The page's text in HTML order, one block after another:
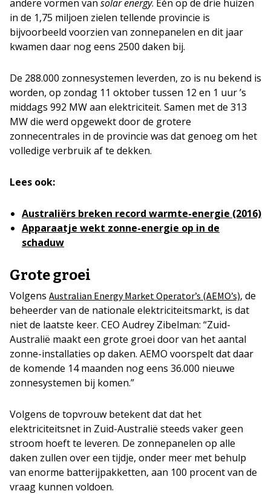
andere vormen van solar energy. Eén op de drie huizen
in de 1,75 miljoen zielen tellende provincie is
bijvoorbeeld voorzien van zonnepanelen en dit jaar
kwamen daar nog eens 2500 daken bij.
De 288.000 zonnesystemen leverden, zo is nu bekend is
worden, op zondag 11 oktober tussen 12 en 1 uur ’s
middags 992 MW aan elektriciteit. Samen met de 313
MW die werd opgewekt door de grotere
zonnecentrales in de provincie was dat genoeg om het
volledige verbruik af te dekken.
Lees ook:
Australiërs breken record warmte-energie (2016)
Apparaatje wekt zonne-energie op in de
schaduw
Grote groei
Volgens Australian Energy Market Operator’s (AEMO’s), de
beheerder van de nationale elektriciteitsmarkt, is dat
niet de laatste keer. CEO Audrey Zibelman: “Zuid-
Australië maakt een grote groei door van het aantal
zonne-installaties op daken. AEMO voorspelt dat daar
de komende 14 maanden nog eens 36.000 nieuwe
zonnesystemen bij komen.”
Volgens de topvrouw betekent dat dat het
elektriciteitsnet in Zuid-Australië steeds vaker geen
stroom hoeft te leveren. De zonnepanelen op alle
daken zullen over een tijdje, onder meer met behulp
van enorme batterijpakketten, aan 100 procent van de
vraag kunnen voldoen.